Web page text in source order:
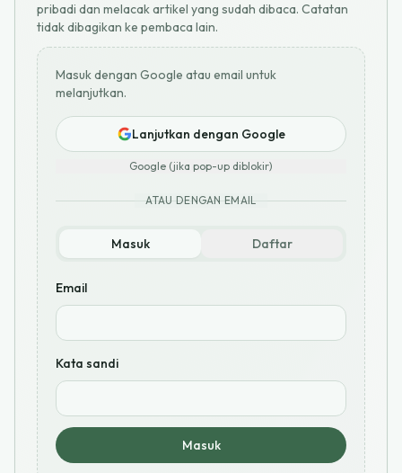
pribadi dan melacak artikel yang sudah dibaca. Catatan
tidak dibagikan ke pembaca lain.
Masuk dengan Google atau email untuk
melanjutkan.
Lanjutkan dengan Google
Google (jika pop-up diblokir)
ATAU DENGAN EMAIL
Masuk Daftar
Email
Kata sandi
Masuk